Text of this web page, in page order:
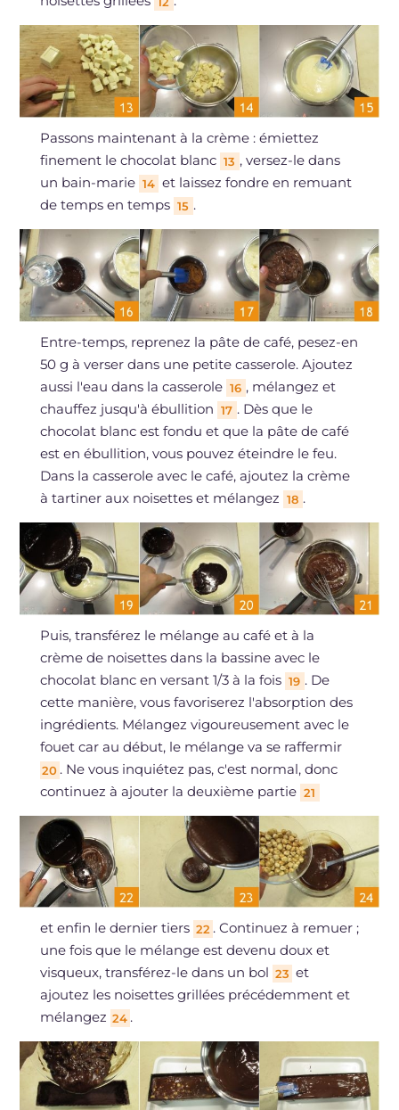
Passons maintenant à la crème : émiettez
finement le chocolat blanc 13 , versez-le dans
un bain-marie 14 et laissez fondre en remuant
de temps en temps 15 .
Entre-temps, reprenez la pâte de café, pesez-en
50 g à verser dans une petite casserole. Ajoutez
aussi l'eau dans la casserole 16 , mélangez et
chauffez jusqu'à ébullition 17 . Dès que le
chocolat blanc est fondu et que la pâte de café
est en ébullition, vous pouvez éteindre le feu.
Dans la casserole avec le café, ajoutez la crème
à tartiner aux noisettes et mélangez 18 .
Puis, transférez le mélange au café et à la
crème de noisettes dans la bassine avec le
chocolat blanc en versant 1/3 à la fois 19 . De
cette manière, vous favoriserez l'absorption des
ingrédients. Mélangez vigoureusement avec le
fouet car au début, le mélange va se raffermir
20 . Ne vous inquiétez pas, c'est normal, donc
continuez à ajouter la deuxième partie 21
et enfin le dernier tiers 22 . Continuez à remuer ;
une fois que le mélange est devenu doux et
visqueux, transférez-le dans un bol 23 et
ajoutez les noisettes grillées précédemment et
mélangez 24 .